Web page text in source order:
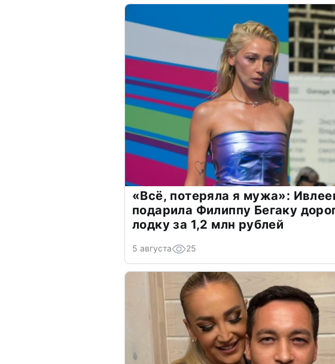
«Всё, потеряла я мужа»:
подарила Филиппу Бегаку
лодку за 1,2 млн рублей
5 августа 25